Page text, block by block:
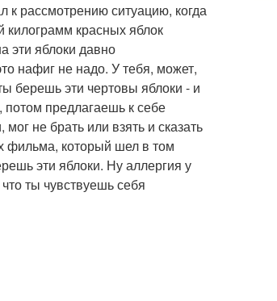
к рассмотрению ситуацию, когда
красных яблок
эти яблоки давно
нафиг не надо. У тебя, может,
берешь эти чертовы яблоки - и
предлагаешь к себе
не брать или взять и сказать
фильма, который шел в том
эти яблоки. Ну аллергия у
ты чувствуешь себя